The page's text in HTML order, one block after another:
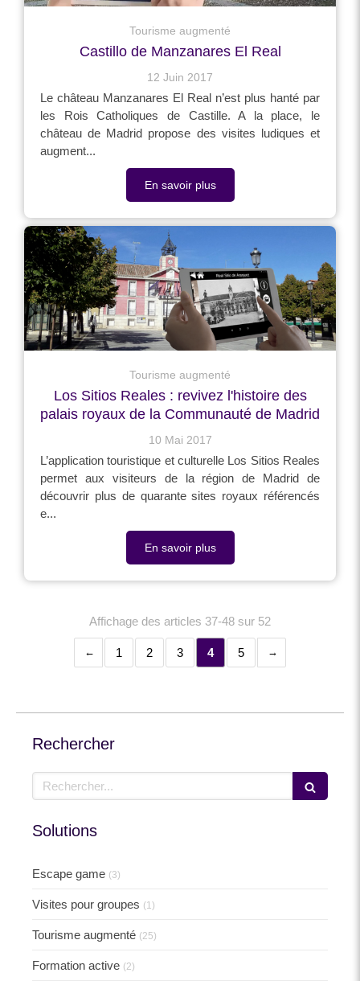
Tourisme augmenté
Castillo de Manzanares El Real
12 Juin 2017
Le château Manzanares El Real n’est plus hanté par
les Rois Catholiques de Castille. A la place, le
château de Madrid propose des visites ludiques et
augment...
En savoir plus
Tourisme augmenté
Los Sitios Reales : revivez l'histoire des
palais royaux de la Communauté de Madrid
10 Mai 2017
L’application touristique et culturelle Los Sitios Reales
permet aux visiteurs de la région de Madrid de
découvrir plus de quarante sites royaux référencés
e...
En savoir plus
Affichage des articles 37-48 sur 52
1 2 3 4 5
Rechercher
Rechercher
Solutions
Escape game (3)
Visites pour groupes (1)
Tourisme augmenté (25)
Formation active (2)